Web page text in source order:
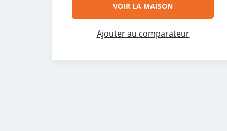
VOIR LA MAISON
Ajouter au comparateur